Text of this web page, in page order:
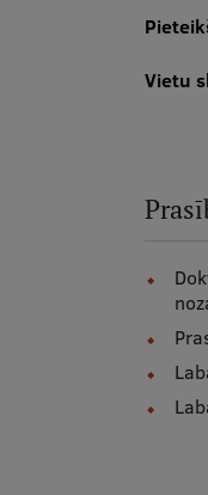
Vietu